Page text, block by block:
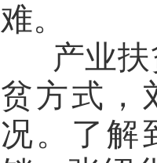
难。
产业
贫方式，
况。了解